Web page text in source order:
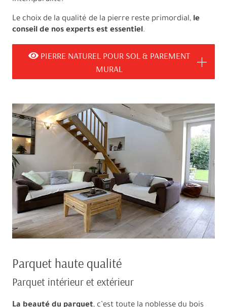
Le choix de la qualité de la pierre reste primordial, le
conseil de nos experts est essentiel.
PIERRE NATUREL POUR SOL & PAREMENT
MURAL
Parquet haute qualité
Parquet intérieur et extérieur